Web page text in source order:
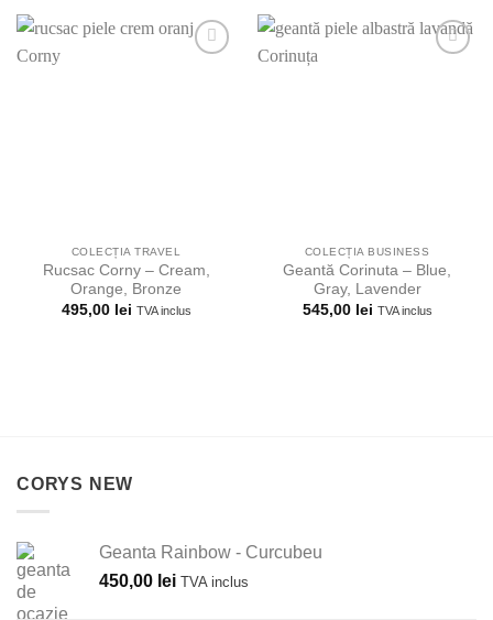
COLECȚIA TRAVEL
Rucsac Corny – Cream,
Orange, Bronze
495,00 lei TVA inclus
COLECȚIA BUSINESS
Geantă Corinuta – Blue,
Gray, Lavender
545,00 lei TVA inclus
CORYS NEW
Geanta Rainbow - Curcubeu
450,00 lei TVA inclus